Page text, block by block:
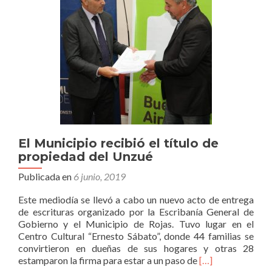
El Municipio recibió el título de
propiedad del Unzué
Publicada en 6 junio, 2019
Este mediodía se llevó a cabo un nuevo acto de entrega
de escrituras organizado por la Escribanía General de
Gobierno y el Municipio de Rojas. Tuvo lugar en el
Centro Cultural “Ernesto Sábato”, donde 44 familias se
convirtieron en dueñas de sus hogares y otras 28
estamparon la firma para estar a un paso deLeer
[…]